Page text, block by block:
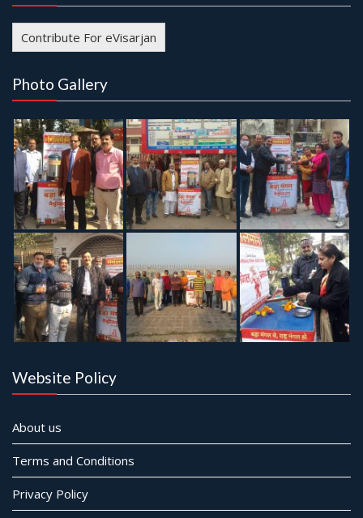
Contribute For eVisarjan
Photo Gallery
Website Policy
About us
Terms and Conditions
Privacy Policy